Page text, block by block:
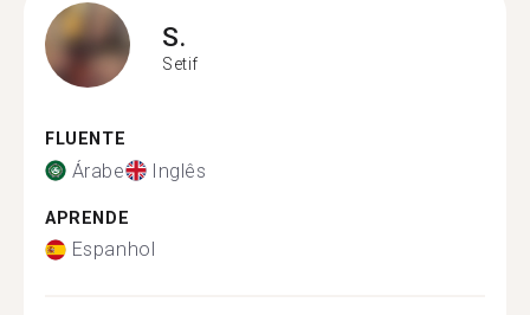
S.
Setif
FLUENTE
Árabe Inglês
APRENDE
Espanhol